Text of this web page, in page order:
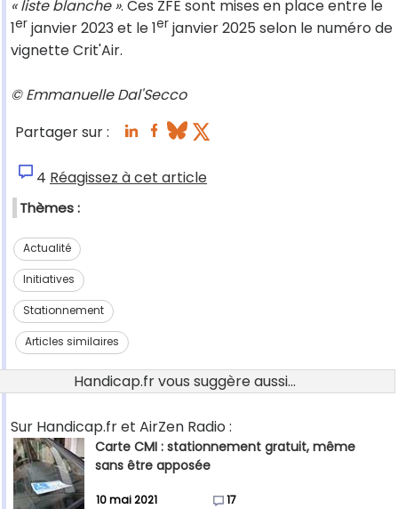
« liste blanche ». Ces ZFE sont mises en place entre le
1er janvier 2023 et le 1er janvier 2025 selon le numéro de
vignette Crit'Air.
© Emmanuelle Dal'Secco
Partager sur :
4 Réagissez à cet article
Thèmes :
Actualité
Initiatives
Stationnement
Articles similaires
Handicap.fr vous suggère aussi...
Sur Handicap.fr et AirZen Radio :
Carte CMI : stationnement gratuit, même
sans être apposée
10 mai 2021 17